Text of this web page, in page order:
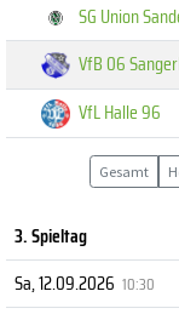
SG Union
VfB 06
VfL Halle 96
Gesamt
3. Spieltag
Sa, 12.09.2026 10:30